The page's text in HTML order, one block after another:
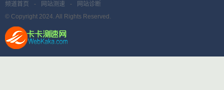
频道首页 - 网站测速 -
网站诊断
© Copyright 2024. All Rights Reserved.